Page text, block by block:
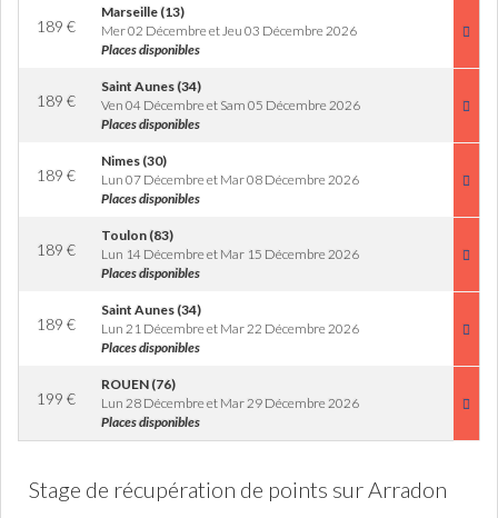
189 €
Marseille (13)
Mer 02 Décembre et Jeu 03 Décembre 2026
Places disponibles
189 €
Saint Aunes (34)
Ven 04 Décembre et Sam 05 Décembre 2026
Places disponibles
189 €
Nimes (30)
Lun 07 Décembre et Mar 08 Décembre 2026
Places disponibles
189 €
Toulon (83)
Lun 14 Décembre et Mar 15 Décembre 2026
Places disponibles
189 €
Saint Aunes (34)
Lun 21 Décembre et Mar 22 Décembre 2026
Places disponibles
199 €
ROUEN (76)
Lun 28 Décembre et Mar 29 Décembre 2026
Places disponibles
Stage de récupération de points sur Arradon